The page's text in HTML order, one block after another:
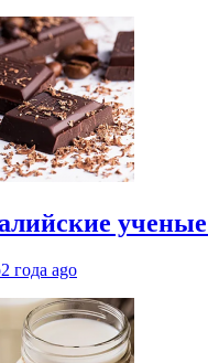
2 года ago